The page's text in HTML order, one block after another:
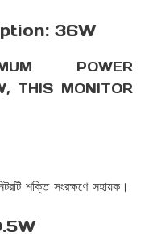
36W
POWER
THIS MONITOR
শক্তি সংরক্ষণে সহায়ক।